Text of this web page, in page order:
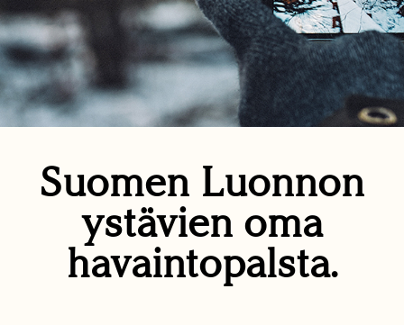
Suomen Luonnon
ystävien oma
havaintopalsta.